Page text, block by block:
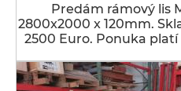
Predám rámový lis
2800x2000 x 120mm.
2500 Euro. Ponuka